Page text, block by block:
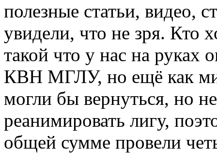
полезные статьи, видео,
увидели, что не зря. Кто
такой что у нас на руках
КВН МГЛУ, но ещё как
могли бы вернуться, но
реанимировать лигу,
общей сумме провели